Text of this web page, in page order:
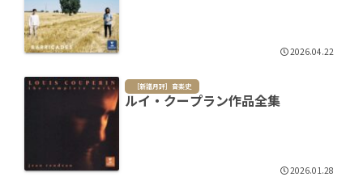
2026.04.22
［新譜月評］音楽史
ルイ・クープラン作品全集
2026.01.28